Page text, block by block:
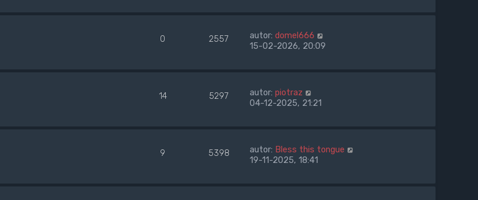
0 2557 autor: domel666
15-02-2026, 20:09
14 5297 autor: piotraz
04-12-2025, 21:21
9 5398 autor: Bless this tongue
19-11-2025, 18:41